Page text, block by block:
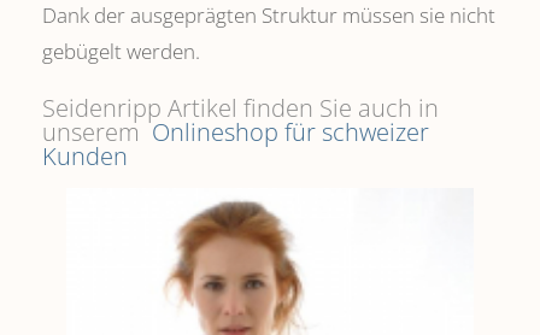
Dank der ausgeprägten Struktur müssen sie nicht
gebügelt werden.
Seidenripp Artikel finden Sie auch in
unserem Onlineshop für schweizer
Kunden